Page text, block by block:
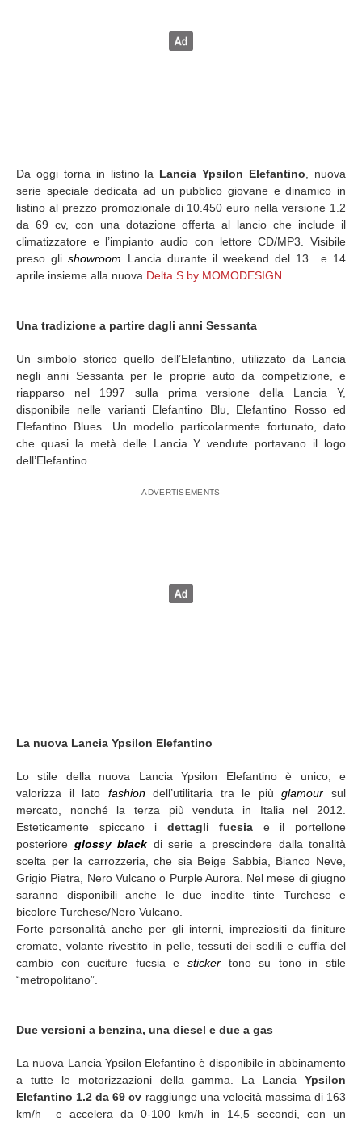
Da oggi torna in listino la Lancia Ypsilon Elefantino , nuova
serie speciale dedicata ad un pubblico giovane e dinamico in
listino al prezzo promozionale di 10.450 euro nella versione 1.2
da 69 cv, con una dotazione offerta al lancio che include il
climatizzatore e l’impianto audio con lettore CD/MP3. Visibile
preso glishowroom Lancia durante il weekend del 13 e 14
aprile insieme alla nuova Delta S by MOMODESIGN
Una tradizione a partire dagli anni Sessanta
Un simbolo storico quello dell’Elefantino, utilizzato da Lancia
negli anni Sessanta per le proprie auto da competizione, e
riapparso nel 1997 sulla prima versione della Lancia Y,
disponibile nelle varianti Elefantino Blu, Elefantino Rosso ed
Elefantino Blues. Un modello particolarmente fortunato, dato
che quasi la metà delle Lancia Y vendute portavano il logo
dell’Elefantino.
La nuova Lancia Ypsilon Elefantino
Lo stile della nuova Lancia Ypsilon Elefantino è unico, e
valorizza il lato fashiondell’utilitaria tra le piùglamour sul
mercato, nonché la terza più venduta in Italia nel 2012.
Esteticamente spiccano i dettagli fucsia e il portellone
posteriore glossy black di serie a prescindere dalla tonalità
scelta per la carrozzeria, che sia Beige Sabbia, Bianco Neve,
Grigio Pietra, Nero Vulcano o Purple Aurora. Nel mese di giugno
saranno disponibili anche le due inedite tinte Turchese e
bicolore Turchese/Nero Vulcano.
Forte personalità anche per gli interni, impreziositi da finiture
cromate, volante rivestito in pelle, tessuti dei sedili e cuffia del
cambio con cuciture fucsia e sticker tono su tono in stile
“metropolitano”.
Due versioni a benzina, una diesel e due a gas
La nuova Lancia Ypsilon Elefantino è disponibile in abbinamento
a tutte le motorizzazioni della gamma. La Lancia Ypsilon
Elefantino 1.2 da 69 cv raggiunge una velocità massima di 163
km/h e accelera da 0-100 km/h in 14,5 secondi, con un